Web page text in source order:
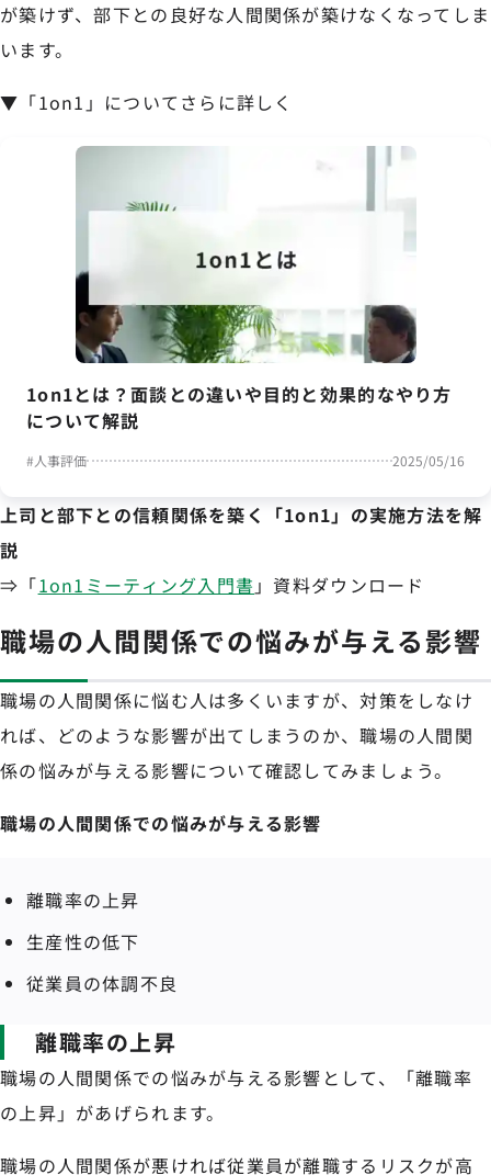
が築けず、部下との良好な人間関係が築けなくなってしま
います。
▼「1on1」についてさらに詳しく
1on1とは？面談との違いや目的と効果的なやり方
について解説
#人事評価 2025/05/16
上司と部下との信頼関係を築く「1on1」の実施方法を解
説
⇒「1on1ミーティング入門書 」資料ダウンロード
職場の人間関係での悩みが与える影響
職場の人間関係に悩む人は多くいますが、対策をしなけ
れば、どのような影響が出てしまうのか、職場の人間関
係の悩みが与える影響について確認してみましょう。
職場の人間関係での悩みが与える影響
離職率の上昇
生産性の低下
従業員の体調不良
離職率の上昇
職場の人間関係での悩みが与える影響として、「離職率
の上昇」があげられます。
職場の人間関係が悪ければ従業員が離職するリスクが高